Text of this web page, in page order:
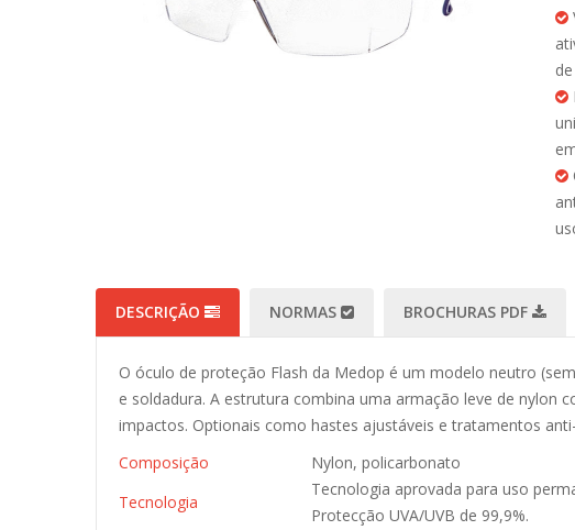
DESCRIÇÃO NORMAS BROCHURAS PDF
O óculo de proteção Flash da Medop é um modelo neutro
e soldadura. A estrutura combina uma armação leve de nylon
impactos. Optionais como hastes ajustáveis e tratamentos
Composição
Nylon, policarbonato
Tecnologia
Tecnologia aprovada para uso
Protecção UVA/UVB de 99,9%.